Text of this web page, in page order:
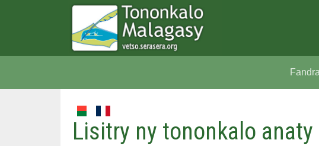
Lisitry ny tononkalo